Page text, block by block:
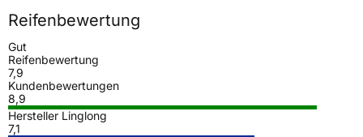
Reifenbewertung
Gut
Reifenbewertung
7,9
Kundenbewertungen
8,9
Hersteller Linglong
7,1